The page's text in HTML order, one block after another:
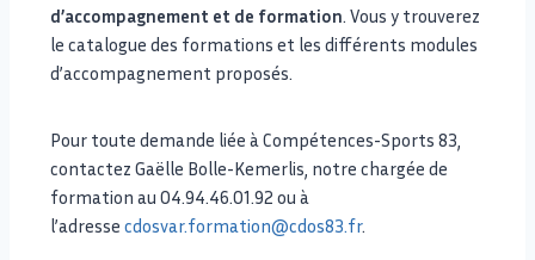
d’accompagnement et de formation. Vous y trouverez
le catalogue des formations et les différents modules
d’accompagnement proposés.
Pour toute demande liée à Compétences-Sports 83,
contactez Gaëlle Bolle-Kemerlis, notre chargée de
formation au 04.94.46.01.92 ou à
l’adresse cdosvar.formation@cdos83.fr.